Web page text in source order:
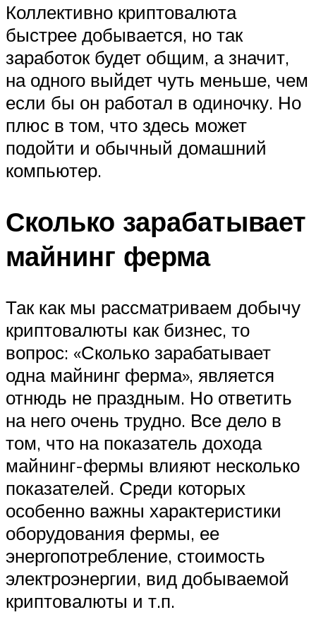
Коллективно криптовалюта
быстрее добывается, но так
заработок будет общим, а значит,
на одного выйдет чуть меньше, чем
если бы он работал в одиночку. Но
плюс в том, что здесь может
подойти и обычный домашний
компьютер.
Сколько зарабатывает
майнинг ферма
Так как мы рассматриваем добычу
криптовалюты как бизнес, то
вопрос: «Сколько зарабатывает
одна майнинг ферма», является
отнюдь не праздным. Но ответить
на него очень трудно. Все дело в
том, что на показатель дохода
майнинг-фермы влияют несколько
показателей. Среди которых
особенно важны характеристики
оборудования фермы, ее
энергопотребление, стоимость
электроэнергии, вид добываемой
криптовалюты и т.п.